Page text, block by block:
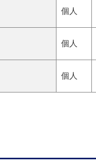
個人
個人
個人